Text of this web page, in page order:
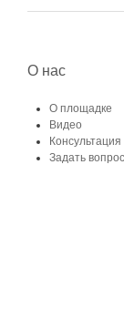
О нас
О площадке
Видео
Консультация
Задать вопрос